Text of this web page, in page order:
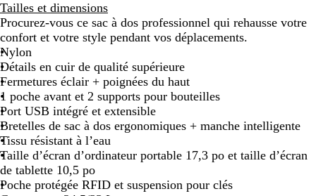
i
r
Tailles et dimensions
Procurez-vous ce sac à dos professionnel qui rehausse votre
confort et votre style pendant vos déplacements.
Nylon
Détails en cuir de qualité supérieure
Fermetures éclair + poignées du haut
1 poche avant et 2 supports pour bouteilles
Port USB intégré et extensible
Bretelles de sac à dos ergonomiques + manche intelligente
Tissu résistant à l’eau
Taille d’écran d’ordinateur portable 17,3 po et taille d’écran
de tablette 10,5 po
Poche protégée RFID et suspension pour clés